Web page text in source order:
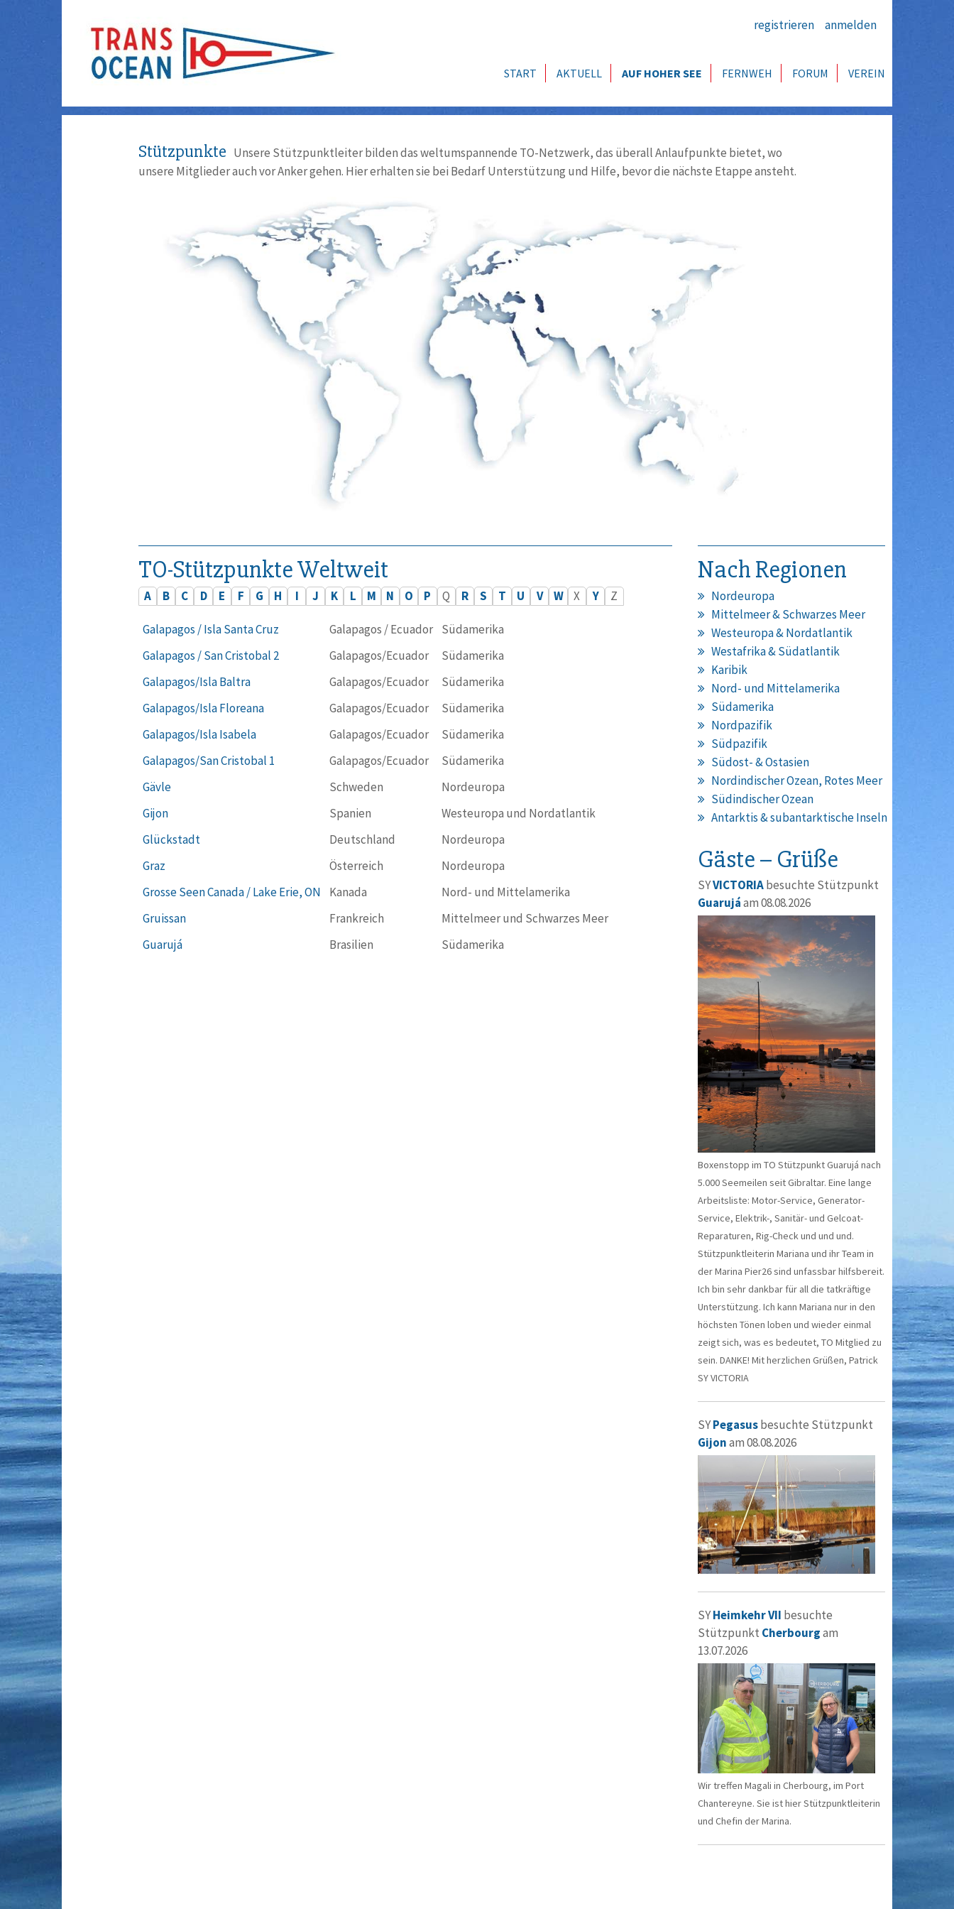
registrieren anmelden
START AKTUELL AUF HOHER SEE FERNWEH FORUM VEREIN
Stützpunkte Unsere Stützpunktleiter bilden das weltumspannende TO-Netzwerk, das überall Anlaufpunkte bietet, wo
unsere Mitglieder auch vor Anker gehen. Hier erhalten sie bei Bedarf Unterstützung und Hilfe, bevor die nächste Etappe ansteht.
TO-Stützpunkte Weltweit
A B C D E F G H I J K L M N O P Q R S T U V W X Y Z
Galapagos / Isla Santa Cruz Galapagos / Ecuador
Südamerika
Galapagos / San Cristobal 2
Galapagos/Ecuador
Südamerika
Galapagos/Isla Baltra
Galapagos/Ecuador
Südamerika
Galapagos/Isla Floreana
Galapagos/Ecuador
Südamerika
Galapagos/Isla Isabela
Galapagos/Ecuador
Südamerika
Galapagos/San Cristobal 1
Galapagos/Ecuador
Südamerika
Gävle
Schweden
Nordeuropa
Gijon
Spanien
Westeuropa und Nordatlantik
Glückstadt
Deutschland
Nordeuropa
Graz
Österreich
Nordeuropa
Grosse Seen Canada / Lake Erie, ON
Kanada
Nord- und Mittelamerika
Gruissan
Frankreich
Mittelmeer und Schwarzes Meer
Guarujá
Brasilien Südamerika
Nach Regionen
Nordeuropa
Mittelmeer & Schwarzes Meer
Westeuropa & Nordatlantik
Westafrika & Südatlantik
Karibik
Nord- und Mittelamerika
Südamerika
Nordpazifik
Südpazifik
Südost- & Ostasien
Nordindischer Ozean, Rotes Meer
Südindischer Ozean
Antarktis & subantarktische Inseln
Gäste – Grüße
SYVICTORIAbesuchte Stützpunkt
Guarujáam 08.08.2026
Boxenstopp im TO Stützpunkt Guarujá nach
5.000 Seemeilen seit Gibraltar. Eine lange
Arbeitsliste: Motor-Service, Generator-
Service, Elektrik-, Sanitär- und Gelcoat-
Reparaturen, Rig-Check und und und.
Stützpunktleiterin Mariana und ihr Team in
der Marina Pier26 sind unfassbar hilfsbereit.
Ich bin sehr dankbar für all die tatkräftige
Unterstützung. Ich kann Mariana nur in den
höchsten Tönen loben und wieder einmal
zeigt sich, was es bedeutet, TO Mitglied zu
sein. DANKE! Mit herzlichen Grüßen, Patrick
SY VICTORIA
SYPegasusbesuchte Stützpunkt
Gijonam 08.08.2026
SYHeimkehr VII besuchte
Stützpunkt Cherbourgam
13.07.2026
Wir treffen Magali in Cherbourg, im Port
Chantereyne. Sie ist hier Stützpunktleiterin
und Chefin der Marina.